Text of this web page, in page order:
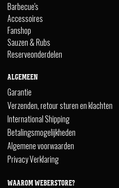
Barbecue's
Accessoires
Fanshop
Sauzen & Rubs
Reserveonderdelen
ALGEMEEN
Garantie
Verzenden, retour sturen en klachten
International Shipping
Betalingsmogelijkheden
Algemene voorwaarden
Privacy Verklaring
WAAROM WEBERSTORE?